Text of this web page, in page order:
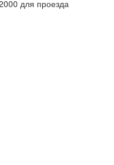
для проезда